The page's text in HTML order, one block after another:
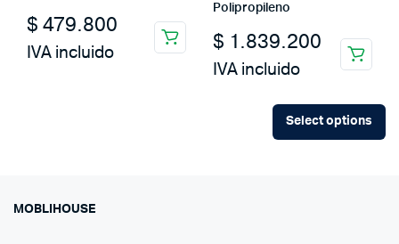
$ 479.800
IVA incluido
Polipropileno
$ 1.839.200
IVA incluido
Select options
MOBLIHOUSE